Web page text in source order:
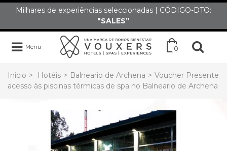
Milhares de experiências seleccionadas | CÓDIGO-DTO:
"SALES”
Menu 0
Inicio > Hotéis > Balneario de Archena > Voucher Presente
acesso às piscinas térmicas de spa no Balneario de Archena